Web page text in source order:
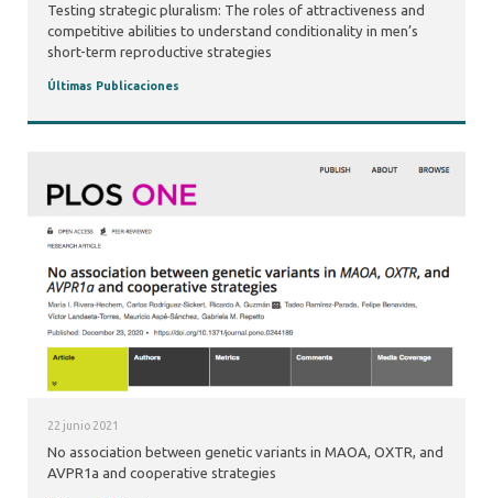
Testing strategic pluralism: The roles of attractiveness and
competitive abilities to understand conditionality in men’s
short-term reproductive strategies
Últimas Publicaciones
22 junio 2021
No association between genetic variants in MAOA, OXTR, and
AVPR1a and cooperative strategies